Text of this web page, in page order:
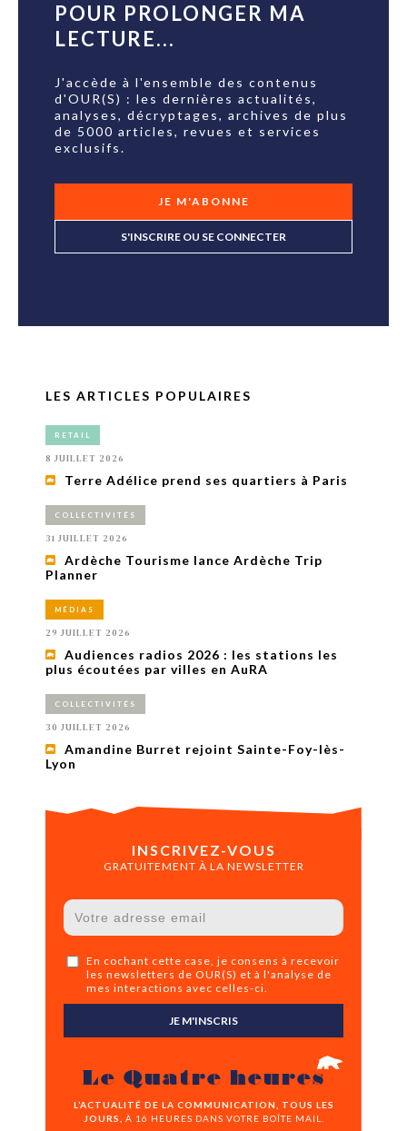
POUR PROLONGER MA
LECTURE...
J'accède à l'ensemble des contenus
d'OUR(S) : les dernières actualités,
analyses, décryptages, archives de plus
de 5000 articles, revues et services
exclusifs.
JE M'ABONNE
S'INSCRIRE OU SE CONNECTER
LES ARTICLES POPULAIRES
RETAIL
8 JUILLET 2026
Terre Adélice prend ses quartiers à Paris
COLLECTIVITÉS
31 JUILLET 2026
Ardèche Tourisme lance Ardèche Trip
Planner
MÉDIAS
29 JUILLET 2026
Audiences radios 2026 : les stations les
plus écoutées par villes en AuRA
COLLECTIVITÉS
30 JUILLET 2026
Amandine Burret rejoint Sainte-Foy-lès-
Lyon
INSCRIVEZ-VOUS
GRATUITEMENT À LA NEWSLETTER
En cochant cette case, je consens à recevoir
les newsletters de OUR(S) et à l'analyse de
mes interactions avec celles-ci.
JE M'INSCRIS
Le Quatre heures
L’ACTUALITÉ DE LA COMMUNICATION, TOUS LES
JOURS,
À 16 HEURES DANS VOTRE BOÎTE MAIL.